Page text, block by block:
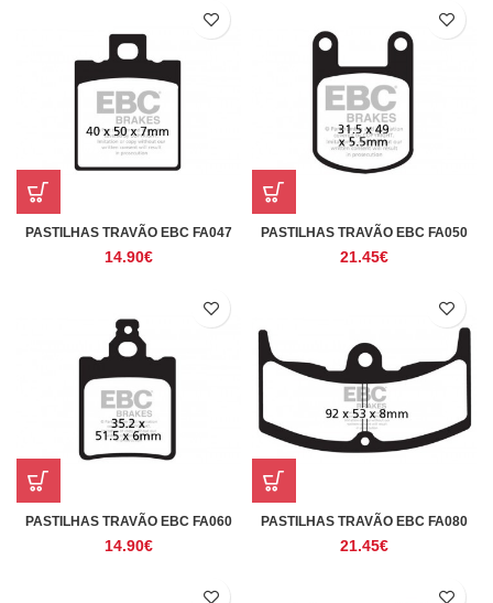
PASTILHAS TRAVÃO EBC FA047
14.90€
PASTILHAS TRAVÃO EBC FA050
21.45€
PASTILHAS TRAVÃO EBC FA060
14.90€
PASTILHAS TRAVÃO EBC FA080
21.45€